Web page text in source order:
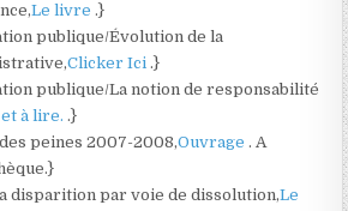
Le livre.}
publique/Évolution de la
Clicker Ici.}
publique/La notion de responsabilité
à lire..}
peines 2007-2008,Ouvrage. A
disparition par voie de dissolution,Le